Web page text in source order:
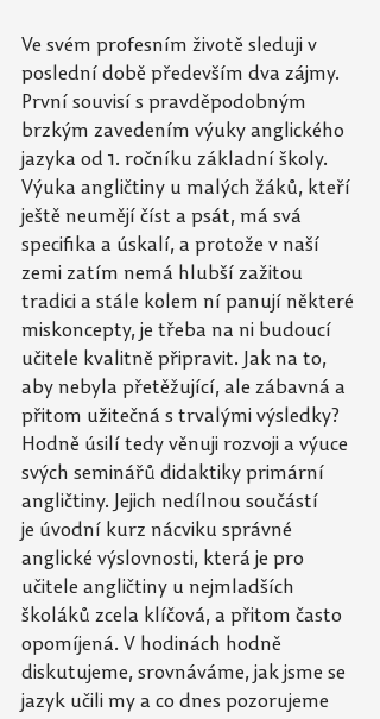
Ve svém profesním životě sleduji v
poslední době především dva zájmy.
První souvisí s pravděpodobným
brzkým zavedením výuky anglického
jazyka od 1. ročníku základní školy.
Výuka angličtiny u malých žáků, kteří
ještě neumějí číst a psát, má svá
specifika a úskalí, a protože v naší
zemi zatím nemá hlubší zažitou
tradici a stále kolem ní panují některé
miskoncepty, je třeba na ni budoucí
učitele kvalitně připravit. Jak na to,
aby nebyla přetěžující, ale zábavná a
přitom užitečná s trvalými výsledky?
Hodně úsilí tedy věnuji rozvoji a výuce
svých seminářů didaktiky primární
angličtiny. Jejich nedílnou součástí
je úvodní kurz nácviku správné
anglické výslovnosti, která je pro
učitele angličtiny u nejmladších
školáků zcela klíčová, a přitom často
opomíjená. V hodinách hodně
diskutujeme, srovnáváme, jak jsme se
jazyk učili my a co dnes pozorujeme